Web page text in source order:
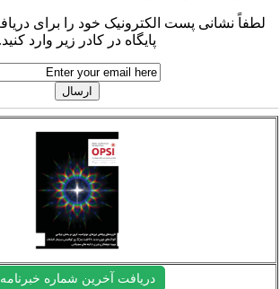
لطفاً نشانی پست الکترونیک خود را برای
پایگاه در کادر زیر وارد کنید.
دریافت آخرین شماره خبرنامه